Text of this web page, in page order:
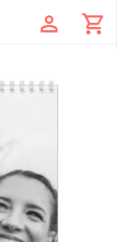
profile shopping_cart